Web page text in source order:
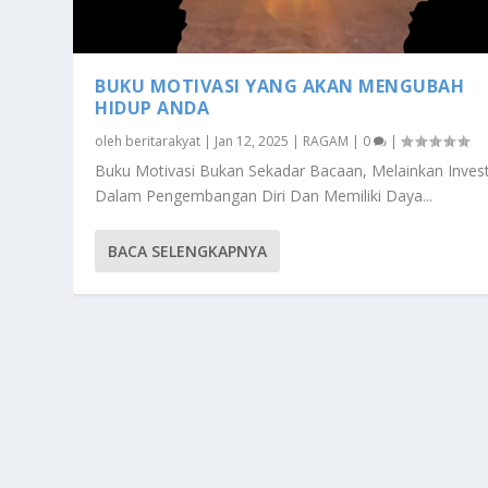
BUKU MOTIVASI YANG AKAN MENGUBAH
HIDUP ANDA
oleh beritarakyat | Jan 12, 2025 | RAGAM | 0 |
Buku Motivasi Bukan Sekadar Bacaan, Melainkan
Dalam Pengembangan Diri Dan Memiliki Daya...
BACA SELENGKAPNYA